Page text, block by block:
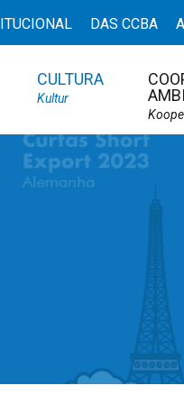
DAS CCBA
CULTURA
Kultur